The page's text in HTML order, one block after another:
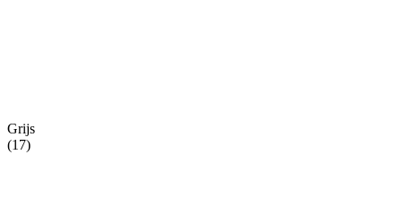
Grijs
(17)